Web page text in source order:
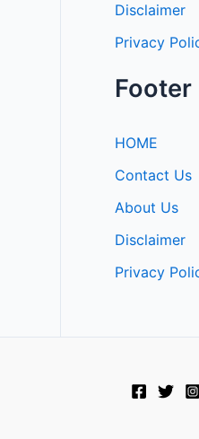
Disclaimer
Privacy
Footer
HOME
Contact Us
About Us
Disclaimer
Privacy